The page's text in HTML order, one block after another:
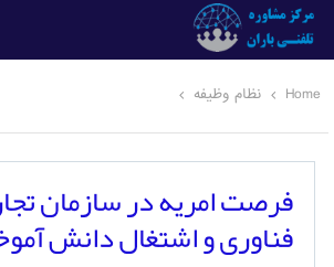
Home نظام وظیفه
فرصت امریه در سازمان
فناوری و اشتغال دانش